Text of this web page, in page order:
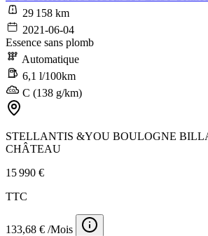
29 158 km
2021-06-04
Essence sans plomb
Automatique
6,1 l/100km
C (138 g/km)
STELLANTIS &YOU BOULOGNE
CHÂTEAU
15 990 €
TTC
133,68 € /Mois